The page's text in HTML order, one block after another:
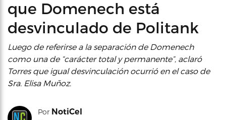
que Domenech está
desvinculado de Politank
Luego de referirse a la separación de Domenech
como una de “carácter total y permanente”, aclaró
Torres que igual desvinculación ocurrió en el caso de
Sra. Elisa Muñoz.
Por NotiCel